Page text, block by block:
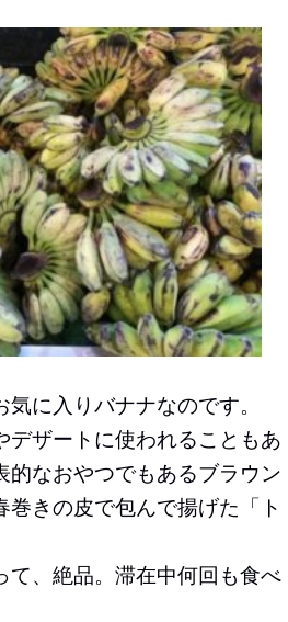
に入りバナナなのです。
デザートに使われることもあ
的なおやつでもあるブラウン
巻きの皮で包んで揚げた「 ト
て、絶品。滞在中何回も食べ